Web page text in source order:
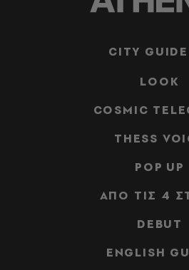
CITY GUIDE
LOOK
COSMIC
THESS
POP UP
ΑΠΟ ΤΙΣ 4
DEBUT
ENGLISH